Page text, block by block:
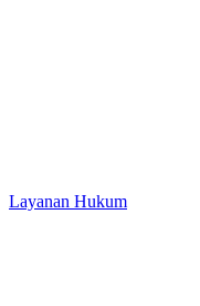
Layanan Hukum